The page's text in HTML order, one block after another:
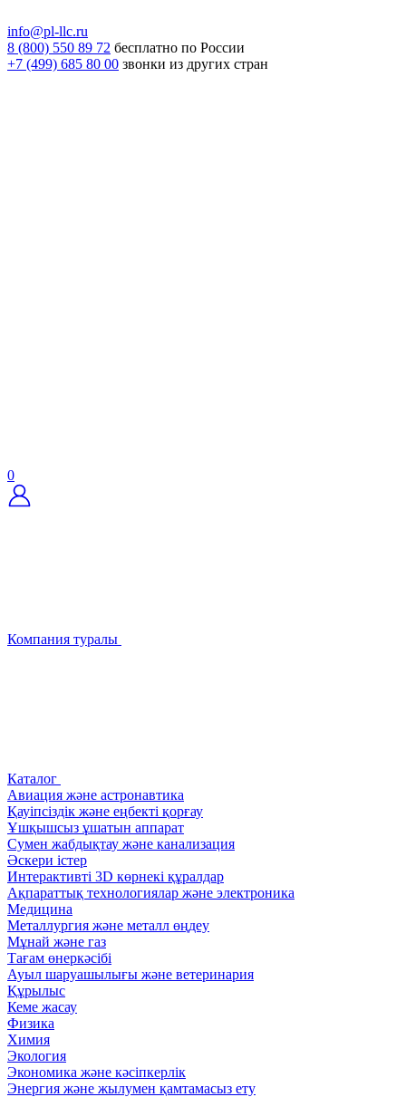
info@pl-llc.ru
8 (800) 550 89 72 бесплатно по России
+7 (499) 685 80 00 звонки из других стран
0
Компания туралы
Каталог
Авиация және астронавтика
Қауіпсіздік және еңбекті қорғау
Ұшқышсыз ұшатын аппарат
Сумен жабдықтау және канализация
Әскери істер
Интерактивті 3D көрнекі құралдар
Ақпараттық технологиялар және электроника
Медицина
Металлургия және металл өңдеу
Мұнай және газ
Тағам өнеркәсібі
Ауыл шаруашылығы және ветеринария
Құрылыс
Кеме жасау
Физика
Химия
Экология
Экономика және кәсіпкерлік
Энергия және жылумен қамтамасыз ету